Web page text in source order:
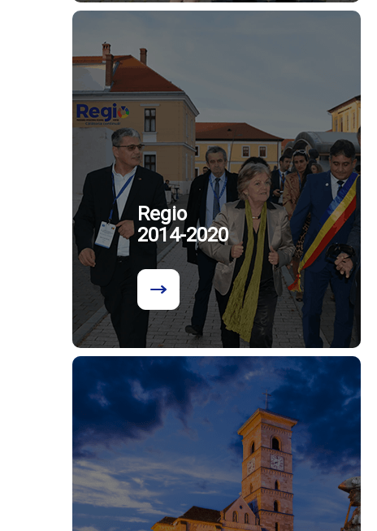
Regio
2014-2020